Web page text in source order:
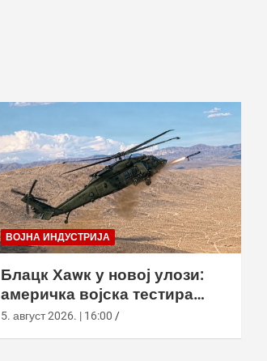
ВОЈНА ИНДУСТРИЈА
Блацк Хаwк у новој улози:
америчка војска тестира
лансирање роја наоружаних
5. август 2026. | 16:00